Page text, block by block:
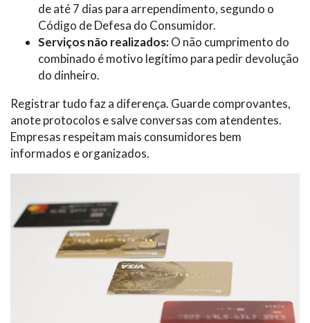
de até 7 dias para arrependimento, segundo o
Código de Defesa do Consumidor.
Serviços não realizados:O não cumprimento do
combinado é motivo legítimo para pedir devolução
do dinheiro.
Registrar tudo faz a diferença. Guarde comprovantes,
anote protocolos e salve conversas com atendentes.
Empresas respeitam mais consumidores bem
informados e organizados.